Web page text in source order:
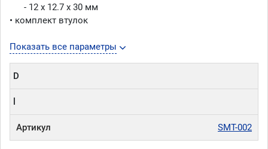
- 12 х 12.7 х 30 мм
• комплект втулок
Показать все параметры
D
Артикул SMT-002